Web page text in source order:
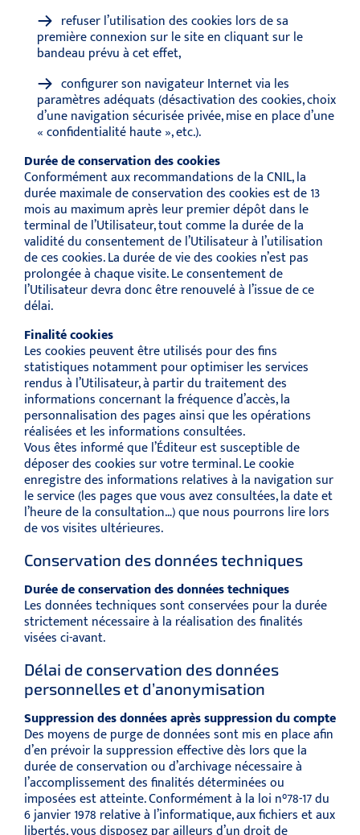
refuser l’utilisation des cookies lors de sa
première connexion sur le site en cliquant sur le
bandeau prévu à cet effet,
configurer son navigateur Internet via les
paramètres adéquats (désactivation des cookies, choix
d’une navigation sécurisée privée, mise en place d’une
« confidentialité haute », etc.).
Durée de conservation des cookies
Conformément aux recommandations de la CNIL, la
durée maximale de conservation des cookies est de 13
mois au maximum après leur premier dépôt dans le
terminal de l’Utilisateur, tout comme la durée de la
validité du consentement de l’Utilisateur à l’utilisation
de ces cookies. La durée de vie des cookies n’est pas
prolongée à chaque visite. Le consentement de
l’Utilisateur devra donc être renouvelé à l’issue de ce
délai.
Finalité cookies
Les cookies peuvent être utilisés pour des fins
statistiques notamment pour optimiser les services
rendus à l’Utilisateur, à partir du traitement des
informations concernant la fréquence d’accès, la
personnalisation des pages ainsi que les opérations
réalisées et les informations consultées.
Vous êtes informé que l’Éditeur est susceptible de
déposer des cookies sur votre terminal. Le cookie
enregistre des informations relatives à la navigation sur
le service (les pages que vous avez consultées, la date et
l’heure de la consultation…) que nous pourrons lire lors
de vos visites ultérieures.
Conservation des données techniques
Durée de conservation des données techniques
Les données techniques sont conservées pour la durée
strictement nécessaire à la réalisation des finalités
visées ci-avant.
Délai de conservation des données
personnelles et d’anonymisation
Suppression des données après suppression du compte
Des moyens de purge de données sont mis en place afin
d’en prévoir la suppression effective dès lors que la
durée de conservation ou d’archivage nécessaire à
l’accomplissement des finalités déterminées ou
imposées est atteinte. Conformément à la loi n°78-17 du
6 janvier 1978 relative à l’informatique, aux fichiers et aux